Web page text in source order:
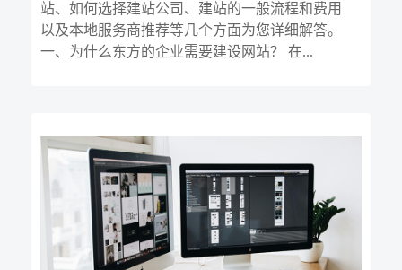
站、如何选择建站公司、建站的一般流程和费用
以及本地服务商推荐等几个方面为您详细解答。
一、为什么东方的企业需要建设网站？ 在...